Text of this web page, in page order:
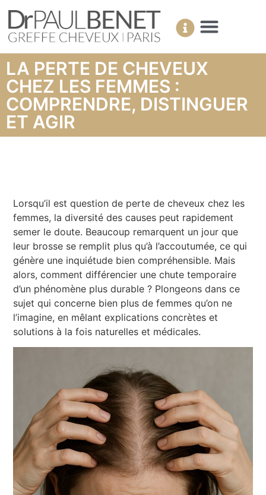
LA PERTE DE CHEVEUX
CHEZ LES FEMMES :
COMPRENDRE, DISTINGUER
ET AGIR
Lorsqu’il est question de perte de cheveux chez les
femmes, la diversité des causes peut rapidement
semer le doute. Beaucoup remarquent un jour que
leur brosse se remplit plus qu’à l’accoutumée, ce qui
génère une inquiétude bien compréhensible. Mais
alors, comment différencier une chute temporaire
d’un phénomène plus durable ? Plongeons dans ce
sujet qui concerne bien plus de femmes qu’on ne
l’imagine, en mêlant explications concrètes et
solutions à la fois naturelles et médicales.